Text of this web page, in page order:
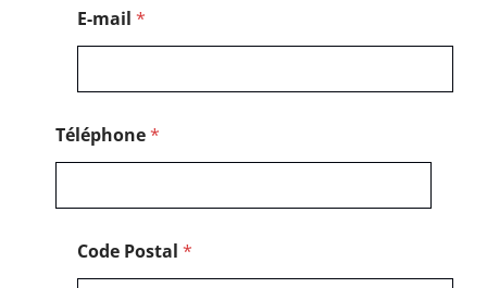
E-mail *
Téléphone*
Code Postal *